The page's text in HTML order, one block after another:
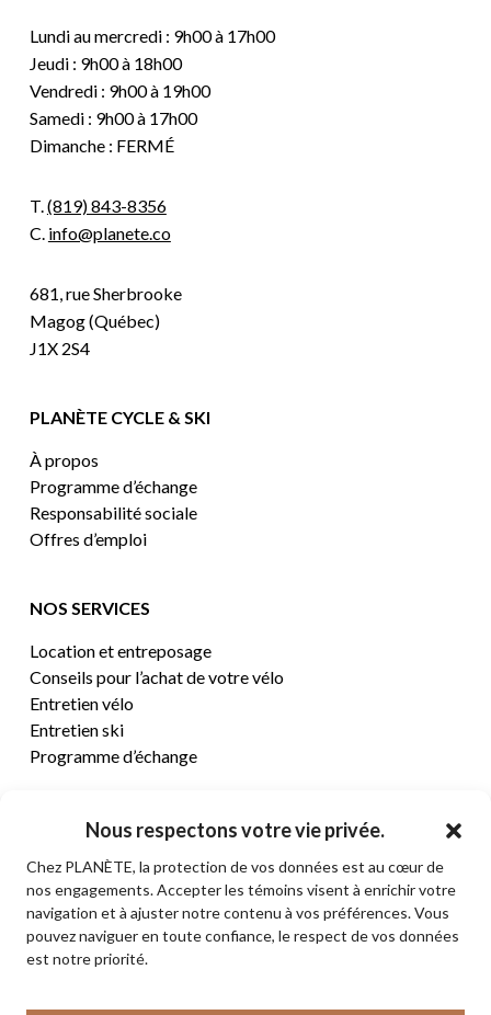
Nous respectons votre vie privée.
Chez PLANÈTE, la protection de vos données est au cœur de
nos engagements. Accepter les témoins visent à enrichir votre
navigation et à ajuster notre contenu à vos préférences. Vous
pouvez naviguer en toute confiance, le respect de vos données
est notre priorité.
Sous-total: 0,00$
Lundi au mercredi : 9h00 à 17h00
Jeudi : 9h00 à 18h00
Vendredi : 9h00 à 19h00
Samedi : 9h00 à 17h00
Dimanche : FERMÉ
T.(819) 843-8356
C. info@planete.co
681, rue Sherbrooke
Magog (Québec)
J1X 2S4
PLANÈTE CYCLE & SKI
À propos
Programme d’échange
Responsabilité sociale
Offres d’emploi
NOS SERVICES
Location et entreposage
Conseils pour l’achat de votre vélo
Entretien vélo
Entretien ski
Programme d’échange
CENTRE D’AIDE
Termes et conditions de vente
Retours et remboursements
Politique de confidentialité
Contact